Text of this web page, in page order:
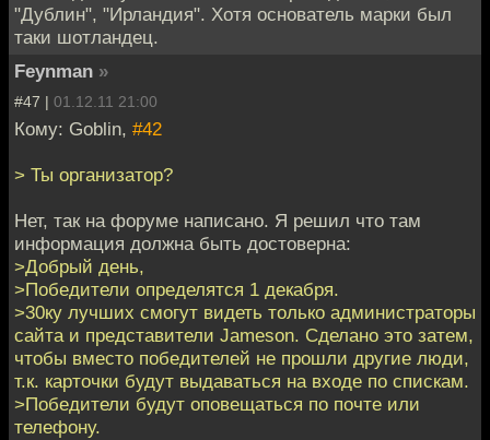
"Дублин", "Ирландия". Хотя основатель марки был
таки шотландец.
Feynman »
#47 | 01.12.11 21:00
Кому: Goblin, #42
> Ты организатор?
Нет, так на форуме написано. Я решил что там
информация должна быть достоверна:
>Добрый день,
>Победители определятся 1 декабря.
>30ку лучших смогут видеть только администраторы
сайта и представители Jameson. Сделано это затем,
чтобы вместо победителей не прошли другие люди,
т.к. карточки будут выдаваться на входе по спискам.
>Победители будут оповещаться по почте или
телефону.